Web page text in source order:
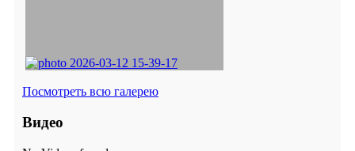
Посмотреть всю галерею
Видео